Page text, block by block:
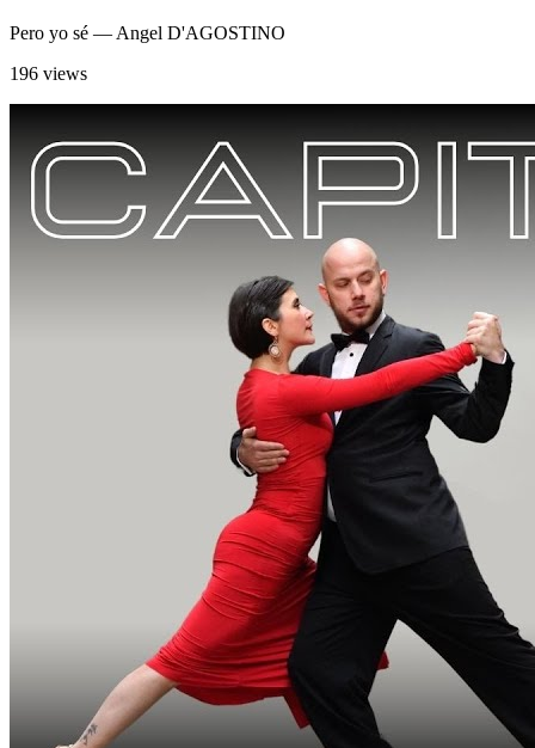
Pero yo sé — Angel D'AGOSTINO
196 views